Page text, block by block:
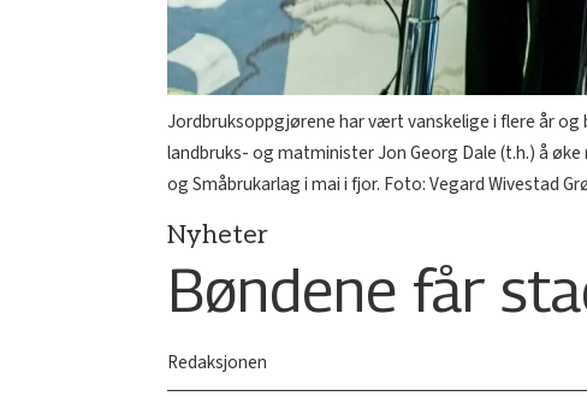
Jordbruksoppgjørene har vært vanskelige i flere år
landbruks- og matminister Jon Georg Dale (t.h.) å
og Småbrukarlag i mai i fjor. Foto: Vegard Wivestad
Nyheter
Bøndene får
Redaksjonen